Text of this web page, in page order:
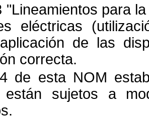
"Lineamientos para
eléctricas
de las
correcta.
de esta NOM
sujetos a